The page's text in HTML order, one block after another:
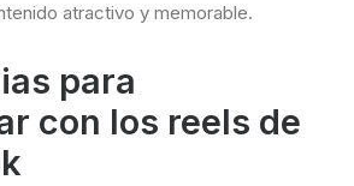
atractivo y memorable.
para
con los reels de